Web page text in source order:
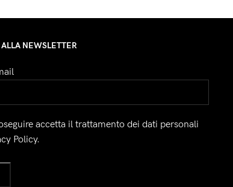
NEWSLETTER
accetta il trattamento dei dati personali
Policy.